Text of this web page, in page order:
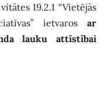
19.2.1 “Vietējās
ietvaros ar
lauku attīstībai